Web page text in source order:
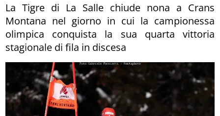
La Tigre di La Salle chiude nona a Crans
Montana nel giorno in cui la campionessa
olimpica conquista la sua quarta vittoria
stagionale di fila in discesa